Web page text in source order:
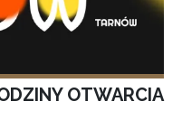
OTWARCIA